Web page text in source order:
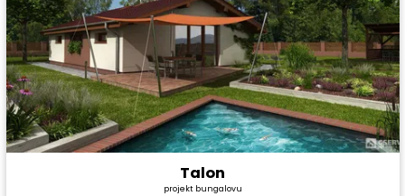
Talon
projekt bungalovu